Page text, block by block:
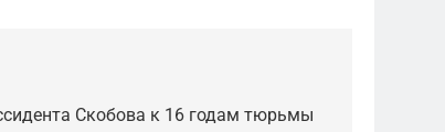
Скобова к 16 годам тюрьмы